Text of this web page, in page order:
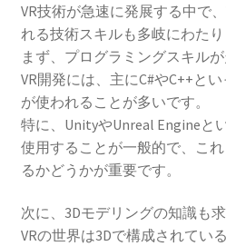
VR技術が急速に発展する中で
れる技術スキルも多岐にわたり
まず、プログラミングスキルが
VR開発には、主にC#やC++と
が使われることが多いです。
特に、UnityやUnreal Engineと
使用することが一般的で、こ
るかどうかが重要です。
次に、3Dモデリングの知識も求
VRの世界は3Dで構成されてい